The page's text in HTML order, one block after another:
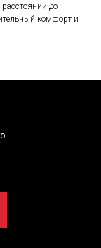
до
комфорт и